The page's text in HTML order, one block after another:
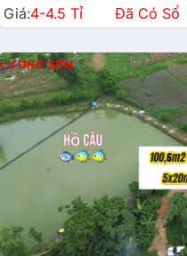
Giá:4-4.5 Tỉ Đã Có Sổ
LƯƠNG SƠN